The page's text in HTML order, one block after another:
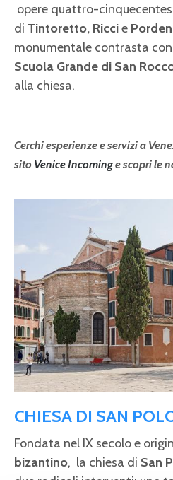
opere quattro-
di Tintoretto, Riccie
monumentale contrasta
Scuola Grande di San
alla chiesa.
Cerchi esperienze e servizi a
sito Venice Incominge scopri le
CHIESA DI SAN
Fondata nel IX secolo e
bizantino, la chiesa di San